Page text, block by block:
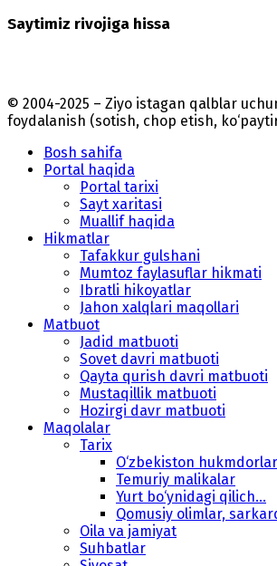
Saytimiz rivojiga hissa
© 2004-2025 – Ziyo istagan qalblar
foydalanish (sotish, chop etish,
Bosh sahifa
Portal haqida
Portal tarixi
Sayt xaritasi
Muallif haqida
Hikmatlar
Tafakkur gulshani
Mumtoz faylasuflar hikmati
Ibratli hikoyatlar
Jahon xalqlari maqollari
Matbuot
Jadid matbuoti
Sovet davri matbuoti
Qayta qurish davri matbuoti
Mustaqillik matbuoti
Hozirgi davr matbuoti
Maqolalar
Tarix
O‘zbekiston
Temuriy malikalar
Yurt bo‘ynidagi qilich...
Qomusiy olimlar,
Oila va jamiyat
Suhbatlar